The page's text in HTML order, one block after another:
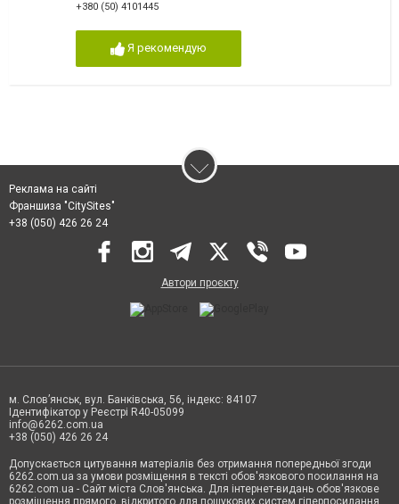
+380 (50) 4101445
Я рекомендую
Реклама на сайті
Франшиза "CitySites"
+38 (050) 426 26 24
Автори проєкту
м. Слов’янськ, вул. Банківська, 56, індекс: 84107
Ідентифікатор у Реєстрі R40-05099
info@6262.com.ua
+38 (050) 426 26 24
Допускається цитування матеріалів без отримання попередньої згоди
6262.com.ua за умови розміщення в тексті обов'язкового посилання на
6262.com.ua - Сайт міста Слов'янська. Для інтернет-видань обов'язкове
розміщення прямого, відкритого для пошукових систем гіперпосилання